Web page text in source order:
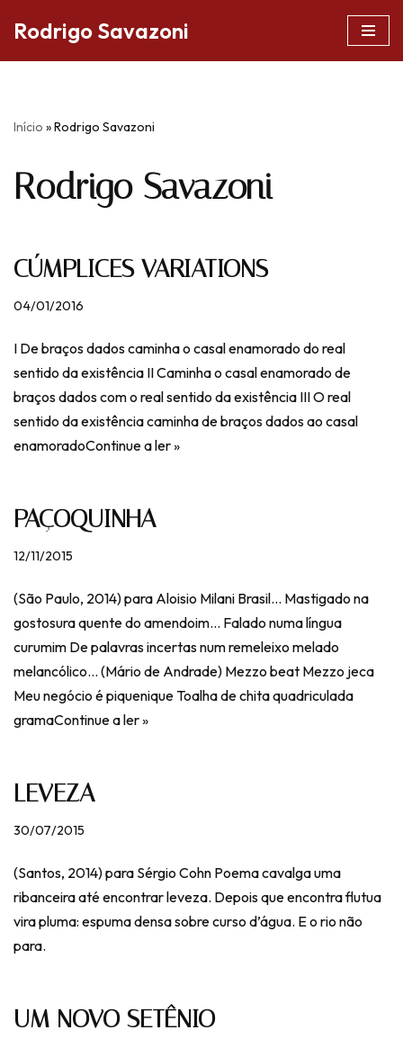
conteúdo
Rodrigo Savazoni
Início »Rodrigo Savazoni
Rodrigo Savazoni
CÚMPLICES VARIATIONS
04/01/2016
I De braços dados caminha o casal enamorado do real
sentido da existência II Caminha o casal enamorado de
braços dados com o real sentido da existência III O real
sentido da existência caminha de braços dados ao casal
enamoradoContinue a ler »
PAÇOQUINHA
12/11/2015
(São Paulo, 2014) para Aloisio Milani Brasil… Mastigado na
gostosura quente do amendoim… Falado numa língua
curumim De palavras incertas num remeleixo melado
melancólico… (Mário de Andrade) Mezzo beat Mezzo jeca
Meu negócio é piquenique Toalha de chita quadriculada
gramaContinue a ler »
LEVEZA
30/07/2015
(Santos, 2014) para Sérgio Cohn Poema cavalga uma
ribanceira até encontrar leveza. Depois que encontra flutua
vira pluma: espuma densa sobre curso d’água. E o rio não
para.
UM NOVO SETÊNIO